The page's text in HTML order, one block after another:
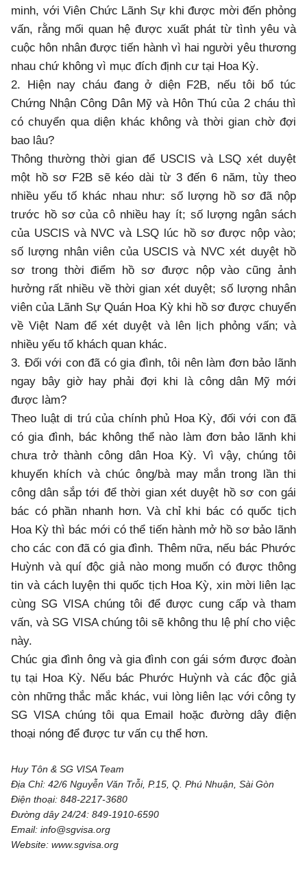
minh, với Viên Chức Lãnh Sự khi được mời đến phỏng
vấn, rằng mối quan hệ được xuất phát từ tình yêu và
cuộc hôn nhân được tiến hành vì hai người yêu thương
nhau chứ không vì mục đích định cư tại Hoa Kỳ.
2. Hiện nay cháu đang ở diện F2B, nếu tôi bổ túc
Chứng Nhận Công Dân Mỹ và Hôn Thú của 2 cháu thì
có chuyển qua diện khác không và thời gian chờ đợi
bao lâu?
Thông thường thời gian để USCIS và LSQ xét duyệt
một hồ sơ F2B sẽ kéo dài từ 3 đến 6 năm, tùy theo
nhiều yếu tố khác nhau như: số lượng hồ sơ đã nộp
trước hồ sơ của cô nhiều hay ít; số lượng ngân sách
của USCIS và NVC và LSQ lúc hồ sơ được nộp vào;
số lượng nhân viên của USCIS và NVC xét duyệt hồ
sơ trong thời điểm hồ sơ được nộp vào cũng ảnh
hưởng rất nhiều về thời gian xét duyệt; số lượng nhân
viên của Lãnh Sự Quán Hoa Kỳ khi hồ sơ được chuyển
về Việt Nam để xét duyệt và lên lịch phỏng vấn; và
nhiều yếu tố khách quan khác.
3. Đối với con đã có gia đình, tôi nên làm đơn bảo lãnh
ngay bây giờ hay phải đợi khi là công dân Mỹ mới
được làm?
Theo luật di trú của chính phủ Hoa Kỳ, đối với con đã
có gia đình, bác không thể nào làm đơn bảo lãnh khi
chưa trở thành công dân Hoa Kỳ. Vì vậy, chúng tôi
khuyến khích và chúc ông/bà may mắn trong lần thi
công dân sắp tới để thời gian xét duyệt hồ sơ con gái
bác có phần nhanh hơn. Và chỉ khi bác có quốc tịch
Hoa Kỳ thì bác mới có thể tiến hành mở hồ sơ bảo lãnh
cho các con đã có gia đình. Thêm nữa, nếu bác Phước
Huỳnh và quí độc giả nào mong muốn có được thông
tin và cách luyện thi quốc tịch Hoa Kỳ, xin mời liên lạc
cùng SG VISA chúng tôi để được cung cấp và tham
vấn, và SG VISA chúng tôi sẽ không thu lệ phí cho việc
này.
Chúc gia đình ông và gia đình con gái sớm được đoàn
tụ tại Hoa Kỳ. Nếu bác Phước Huỳnh và các độc giả
còn những thắc mắc khác, vui lòng liên lạc với công ty
SG VISA chúng tôi qua Email hoặc đường dây điện
thoại nóng để được tư vấn cụ thể hơn.
Huy Tôn & SG VISA Team
Địa Chỉ: 42/6 Nguyễn Văn Trỗi, P.15, Q. Phú Nhuận, Sài Gòn
Điện thoại: 848-2217-3680
Đường dây 24/24: 849-1910-6590
Email: info@sgvisa.org
Website: www.sgvisa.org